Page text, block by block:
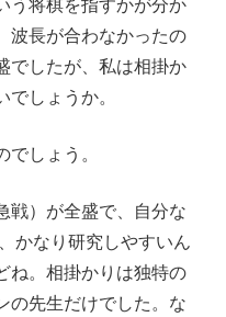
う将棋を指すかが分か
波長が合わなかったの
でしたが、私は相掛か
しょうか。
しょう。
戦）が全盛で、自分な
かなり研究しやすいん
ね。相掛かりは独特の
の先生だけでした。な